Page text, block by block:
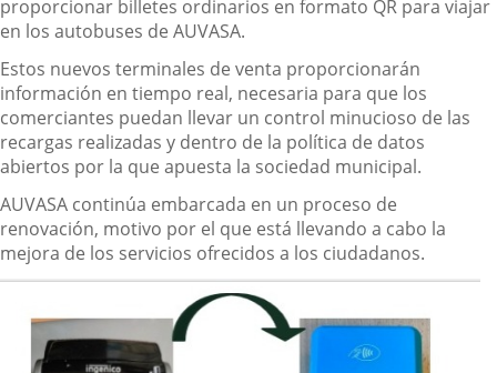
proporcionar billetes ordinarios en formato QR para viajar
en los autobuses de AUVASA.
Estos nuevos terminales de venta proporcionarán
información en tiempo real, necesaria para que los
comerciantes puedan llevar un control minucioso de las
recargas realizadas y dentro de la política de datos
abiertos por la que apuesta la sociedad municipal.
AUVASA continúa embarcada en un proceso de
renovación, motivo por el que está llevando a cabo la
mejora de los servicios ofrecidos a los ciudadanos.